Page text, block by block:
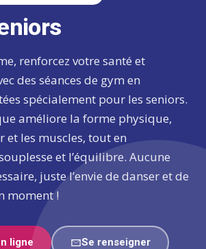
renforcez votre santé et
des séances de gym en
spécialement pour les seniors.
améliore la forme physique,
les muscles, tout en
et l’équilibre. Aucune
juste l’envie de danser et de
moment !
ligne Se renseigner